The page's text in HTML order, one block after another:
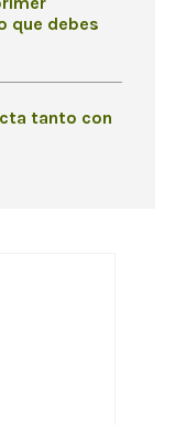
que debes
tanto con